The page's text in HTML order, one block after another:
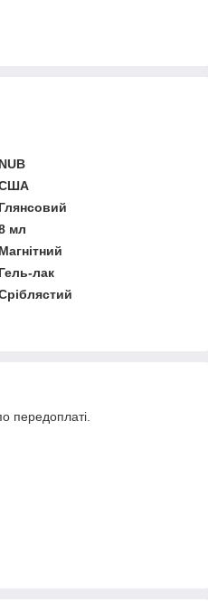
NUB
Глянсовий
мл
Магнітний
Гель-лак
передоплаті.